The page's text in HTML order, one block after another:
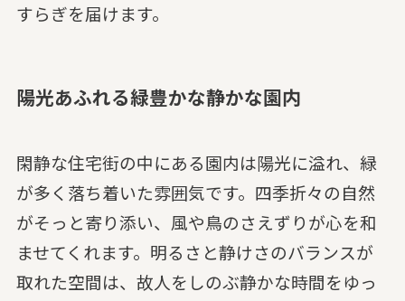
すらぎを届けます。
陽光あふれる緑豊かな静かな園内
閑静な住宅街の中にある園内は陽光に溢れ、緑
が多く落ち着いた雰囲気です。四季折々の自然
がそっと寄り添い、風や鳥のさえずりが心を和
ませてくれます。明るさと静けさのバランスが
取れた空間は、故人をしのぶ静かな時間をゆっ